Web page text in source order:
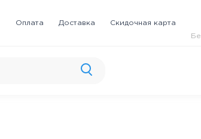
Оплата Доставка Скидочная карта